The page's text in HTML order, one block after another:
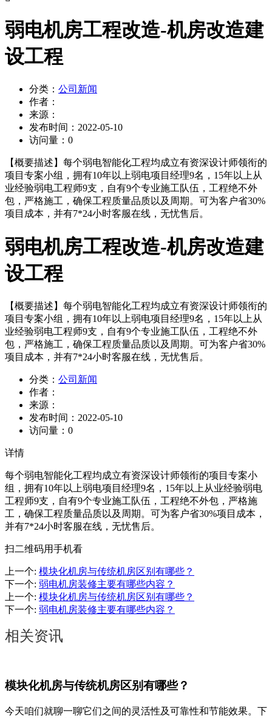
弱电机房工程改造-机房改造建
设工程
分类： 公司新闻
作者：
来源：
发布时间： 2022-05-10
访问量： 0
【概要描述】 每个弱电智能化工程均成立有资深设计师领衔的
项目专案小组，拥有10年以上弱电项目经理9名，15年以上从
业经验弱电工程师9支，自有9个专业施工队伍，工程绝不外
包，严格施工，确保工程质量品质以及周期。可为客户省30%
项目成本，并有7*24小时客服在线，无忧售后。
弱电机房工程改造-机房改造建
设工程
【概要描述】 每个弱电智能化工程均成立有资深设计师领衔的
项目专案小组，拥有10年以上弱电项目经理9名，15年以上从
业经验弱电工程师9支，自有9个专业施工队伍，工程绝不外
包，严格施工，确保工程质量品质以及周期。可为客户省30%
项目成本，并有7*24小时客服在线，无忧售后。
分类： 公司新闻
作者：
来源：
发布时间： 2022-05-10
访问量： 0
详情
每个弱电智能化工程均成立有资深设计师领衔的项目专案小
组，拥有10年以上弱电项目经理9名，15年以上从业经验弱电
工程师9支，自有9个专业施工队伍，工程绝不外包，严格施
工，确保工程质量品质以及周期。可为客户省30%项目成本，
并有7*24小时客服在线，无忧售后。
扫二维码用手机看
上一个: 模块化机房与传统机房区别有哪些？
下一个: 弱电机房装修主要有哪些内容？
上一个: 模块化机房与传统机房区别有哪些？
下一个: 弱电机房装修主要有哪些内容？
相关资讯
模块化机房与传统机房区别有哪些？
今天咱们就聊一聊它们之间的灵活性及可靠性和节能效果。下